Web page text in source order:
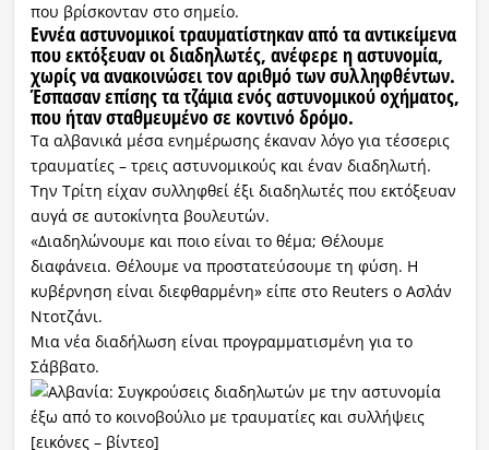
που βρίσκονταν στο σημείο.
Εννέα αστυνομικοί τραυματίστηκαν από τα αντικείμενα
που εκτόξευαν οι διαδηλωτές, ανέφερε η αστυνομία,
χωρίς να ανακοινώσει τον αριθμό των συλληφθέντων.
Έσπασαν επίσης τα τζάμια ενός αστυνομικού οχήματος,
που ήταν σταθμευμένο σε κοντινό δρόμο.
Τα αλβανικά μέσα ενημέρωσης έκαναν λόγο για τέσσερις
τραυματίες – τρεις αστυνομικούς και έναν διαδηλωτή.
Την Τρίτη είχαν συλληφθεί έξι διαδηλωτές που εκτόξευαν
αυγά σε αυτοκίνητα βουλευτών.
«Διαδηλώνουμε και ποιο είναι το θέμα; Θέλουμε
διαφάνεια. Θέλουμε να προστατεύσουμε τη φύση. Η
κυβέρνηση είναι διεφθαρμένη» είπε στο Reuters ο Ασλάν
Ντοτζάνι.
Μια νέα διαδήλωση είναι προγραμματισμένη για το
Σάββατο.